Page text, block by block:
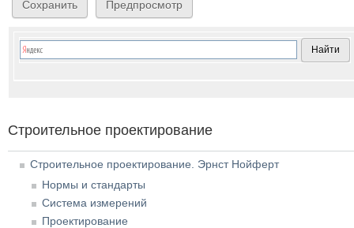
Строительное проектирование
Строительное проектирование. Эрнст Нойферт
Нормы и стандарты
Система измерений
Проектирование